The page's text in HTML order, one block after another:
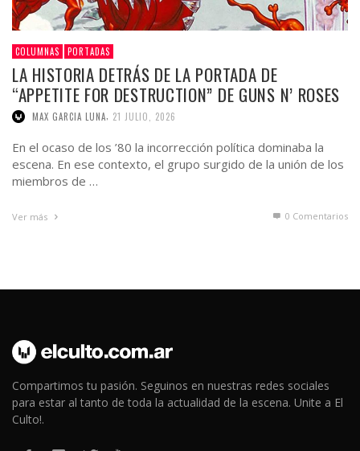
COLUMNAS PORTADAS
LA HISTORIA DETRÁS DE LA PORTADA DE
“APPETITE FOR DESTRUCTION” DE GUNS N’ ROSES
MAX GARCIA LUNA 21 JULIO, 2026
En el ocaso de los ’80 la incorrección política dominaba la
escena. En ese contexto, el grupo surgido de la unión de los
miembros de …
Ver más 0 Comentarios
Compartimos tu pasión. Seguinos en nuestras redes sociales
para estar al tanto de toda la actualidad de la escena. Unite a El
Culto!.